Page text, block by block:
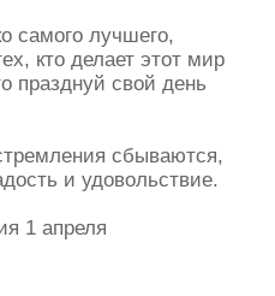
самого лучшего,
кто делает этот мир
празднуй свой день
сбываются,
и удовольствие.
1 апреля